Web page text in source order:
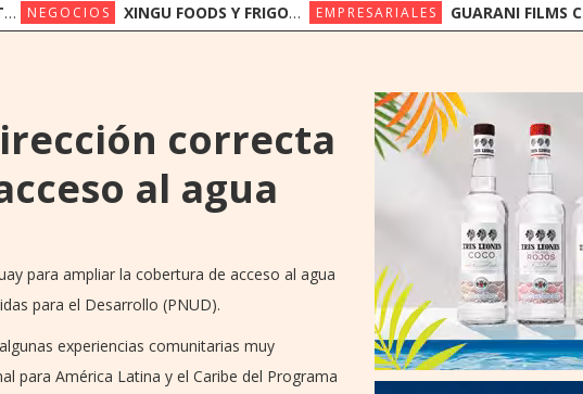
NEGOCIOS XINGU FOODS Y FRIGORÍFICO CONCEPCIÓN AVANZAN EN PROYECTO DE OPERACIÓN COMPARTIDA EMPRESARIALES GUARANI FILMS CELEBRA 10 AÑOS IMPULSANDO LA PUBLICIDAD PARAGUAYA
correcta
al agua
para ampliar la cobertura de acceso al agua
para el Desarrollo (PNUD).
experiencias comunitarias muy
para América Latina y el Caribe del Programa